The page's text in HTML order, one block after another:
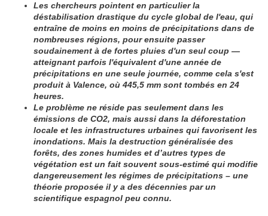
Les chercheurs pointent en particulier la
déstabilisation drastique du cycle global de l'eau, qui
entraîne de moins en moins de précipitations dans de
nombreuses régions, pour ensuite passer
soudainement à de fortes pluies d'un seul coup —
atteignant parfois l'équivalent d'une année de
précipitations en une seule journée, comme cela s'est
produit à Valence, où 445,5 mm sont tombés en 24
heures.
Le problème ne réside pas seulement dans les
émissions de CO2, mais aussi dans la déforestation
locale et les infrastructures urbaines qui favorisent les
inondations. Mais la destruction généralisée des
forêts, des zones humides et d’autres types de
végétation est un fait souvent sous-estimé qui modifie
dangereusement les régimes de précipitations – une
théorie proposée il y a des décennies par un
scientifique espagnol peu connu.